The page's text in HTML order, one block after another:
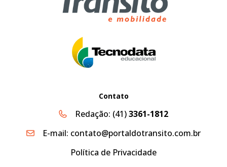
Contato
Redação: (41)3361-1812
E-mail: contato@portaldotransito.com.br
Política de Privacidade